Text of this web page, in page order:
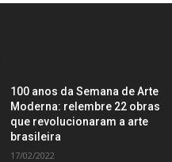
100 anos da Semana de Arte
Moderna: relembre 22 obras
que revolucionaram a arte
brasileira
17/02/2022